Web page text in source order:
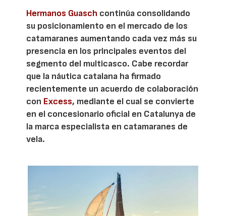
Hermanos Guasch continúa consolidando
su posicionamiento en el mercado de los
catamaranes aumentando cada vez más su
presencia en los principales eventos del
segmento del multicasco. Cabe recordar
que la náutica catalana ha firmado
recientemente un acuerdo de colaboración
con Excess, mediante el cual se convierte
en el concesionario oficial en Catalunya de
la marca especialista en catamaranes de
vela.